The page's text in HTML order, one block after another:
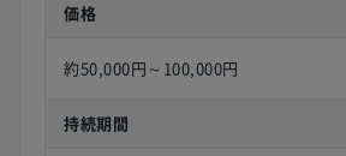
価格
約50,000円～100,000円
持続期間